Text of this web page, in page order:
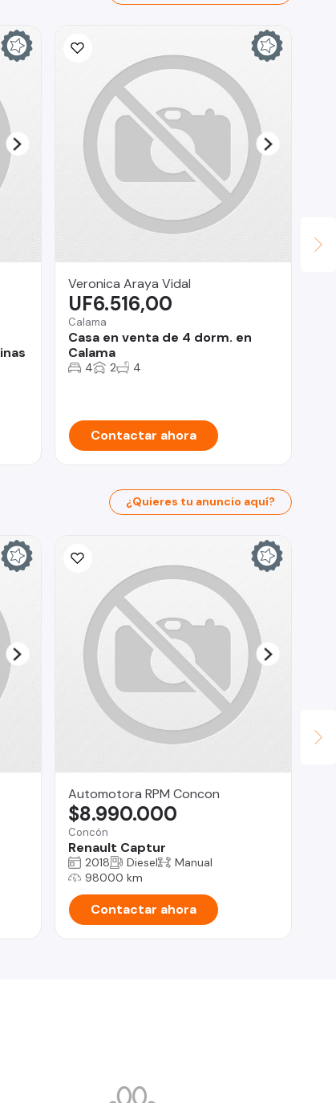
Veronica Araya Vidal
Calama
Casa en venta de 4 dorm. en
Calama
UF6.516,00
4 2 4
Contactar ahora
¿Quieres tu anuncio aquí?
Automotora RPM Concon
Concón
Renault Captur
$8.990.000
2018 Diesel
Manual
98000 km
Contactar ahora